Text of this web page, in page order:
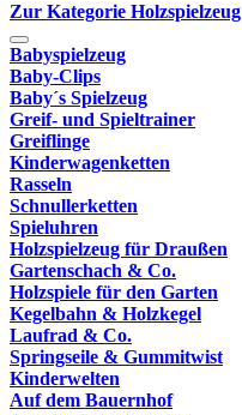
Zur Kategorie Holzspielzeug
Babyspielzeug
Baby-Clips
Baby´s Spielzeug
Greif- und Spieltrainer
Greiflinge
Kinderwagenketten
Rasseln
Schnullerketten
Spieluhren
Holzspielzeug für Draußen
Gartenschach & Co.
Holzspiele für den Garten
Kegelbahn & Holzkegel
Laufrad & Co.
Springseile & Gummitwist
Kinderwelten
Auf dem Bauernhof